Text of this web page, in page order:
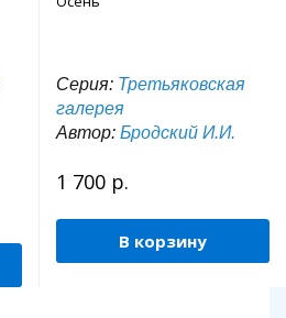
Серия: Третьяковская
галерея
Автор: Бродский И.И.
1 700 р.
В корзину